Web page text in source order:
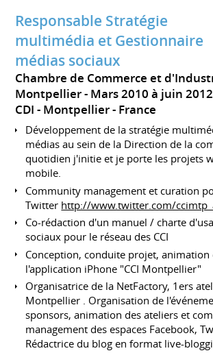
Responsable Stratégie
multimédia et Gestionnaire
médias sociaux
Chambre de Commerce et
Montpellier
Mars 2010 à juin
CDI
Montpellier France
Développement de la stratégie
médias au sein de la Direction de la
quotidien j'initie et je porte les projets
mobile.
Community management et curation
Twitter http://www.twitter.com/
Co-rédaction d'un manuel / charte
sociaux pour le réseau des CCI
Conception, conduite projet,
l'application iPhone "CCI Montpellier"
Organisatrice de la NetFactory, 1ers
Montpellier . Organisation de
sponsors, animation des ateliers et
management des espaces Facebook,
Rédactrice du blog en format live-